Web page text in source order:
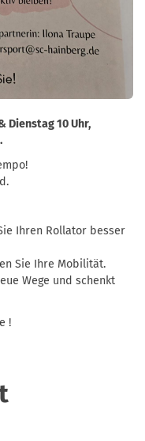
Dienstag 10 Uhr,
Ihren Rollator besser
Sie Ihre Mobilität.
Wege und schenkt
!